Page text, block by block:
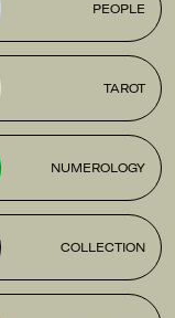
PEOPLE
TAROT
NUMEROLOGY
COLLECTION